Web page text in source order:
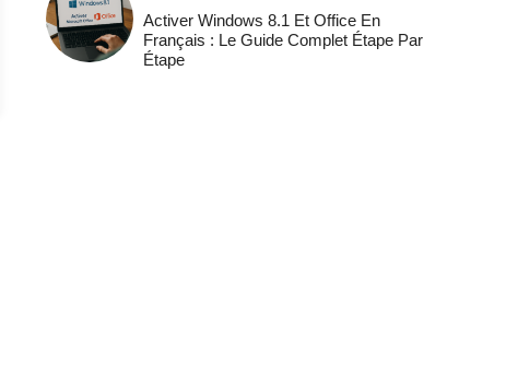
Activer Windows 8.1 Et Office En
Français : Le Guide Complet Étape Par
Étape